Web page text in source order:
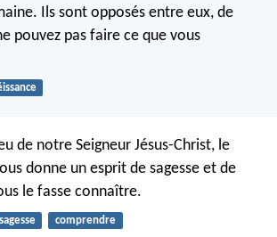
Ils sont opposés entre eux, de
pouvez pas faire ce que vous
de notre Seigneur Jésus-Christ, le
donne un esprit de sagesse et de
le fasse connaître.
sagesse comprendre